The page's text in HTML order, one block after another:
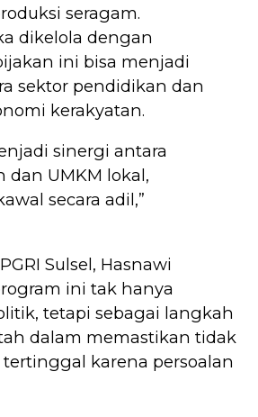
seragam.
dikelola dengan
ini bisa menjadi
sektor pendidikan dan
kerakyatan.
sinergi antara
dan UMKM lokal,
secara adil,”
Sulsel, Hasnawi
ini tak hanya
tetapi sebagai langkah
dalam memastikan tidak
karena persoalan